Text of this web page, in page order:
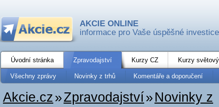
AKCIE ONLINE
informace pro Vaše úspěšné investice
Úvodní stránka Zpravodajství Kurzy CZ Kurzy
Všechny zprávy Novinky z trhů Komentáře a doporučení
Akcie.cz»Zpravodajství» Novinky z